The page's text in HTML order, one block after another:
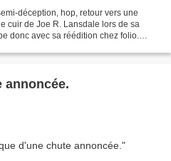
déception, hop, retour vers une
cuir de Joe R. Lansdale lors de sa
donc avec sa réédition chez folio.
annoncée.